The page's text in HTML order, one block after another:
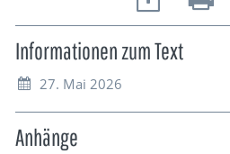
Informationen zum Text
27. Mai 2026
Anhänge